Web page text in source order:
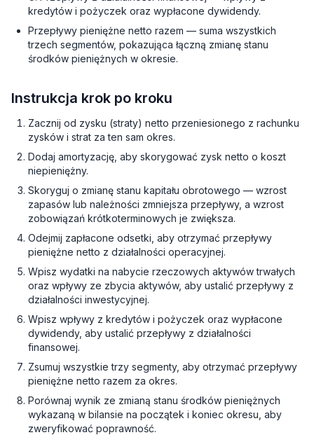
kredytów i pożyczek oraz wypłacone dywidendy.
Przepływy pieniężne netto razem — suma wszystkich
trzech segmentów, pokazująca łączną zmianę stanu
środków pieniężnych w okresie.
Instrukcja krok po kroku
Zacznij od zysku (straty) netto przeniesionego z rachunku
zysków i strat za ten sam okres.
Dodaj amortyzację, aby skorygować zysk netto o koszt
niepieniężny.
Skoryguj o zmianę stanu kapitału obrotowego — wzrost
zapasów lub należności zmniejsza przepływy, a wzrost
zobowiązań krótkoterminowych je zwiększa.
Odejmij zapłacone odsetki, aby otrzymać przepływy
pieniężne netto z działalności operacyjnej.
Wpisz wydatki na nabycie rzeczowych aktywów trwałych
oraz wpływy ze zbycia aktywów, aby ustalić przepływy z
działalności inwestycyjnej.
Wpisz wpływy z kredytów i pożyczek oraz wypłacone
dywidendy, aby ustalić przepływy z działalności
finansowej.
Zsumuj wszystkie trzy segmenty, aby otrzymać przepływy
pieniężne netto razem za okres.
Porównaj wynik ze zmianą stanu środków pieniężnych
wykazaną w bilansie na początek i koniec okresu, aby
zweryfikować poprawność.